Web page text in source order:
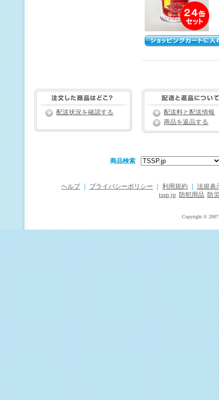
配送状況を確認する
配送料と配送情報
商品を返品する
商品検索
ヘルプ プライバシーポリシー 利用規約
法規表
tssp.jp
防犯用品 防
Copyright © 2007